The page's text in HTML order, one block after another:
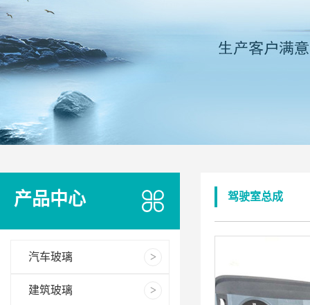
产品中心
汽车玻璃
建筑玻璃
驾驶室总成